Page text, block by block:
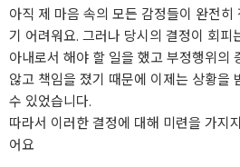
아직 제 마음 속의 모든 감정들이 완전히
기 어려워요. 그러나 당시의 결정이 회피
아내로서 해야 할 일을 했고 부정행위의
않고 책임을 졌기 때문에 이제는 상황을
수 있었습니다.
따라서 이러한 결정에 대해 미련을 가지
어요